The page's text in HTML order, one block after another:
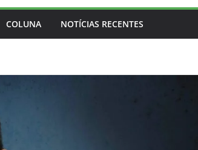
COLUNA NOTÍCIAS RECENTES